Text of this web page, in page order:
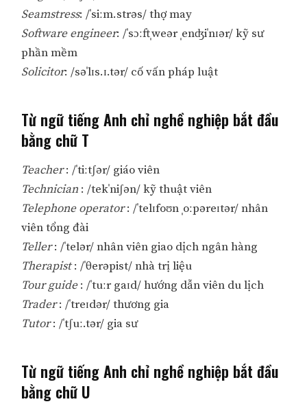
Seamstress: /ˈsiːm.strəs/ thợ may
Software engineer: /ˈsɔːftˌweər ˌenʤiˈnɪər/ kỹ sư
phần mềm
Solicitor: /səˈlɪs.ɪ.tər/ cố vấn pháp luật
Từ ngữ tiếng Anh chỉ nghề nghiệp bắt đầu
bằng chữ T
Teacher: /ˈtiːtʃər/ giáo viên
Technician : /tekˈniʃən/ kỹ thuật viên
Telephone operator: /ˈtelɪfoʊn ˌoːpəreɪtər/ nhân
viên tổng đài
Teller: /ˈtelər/ nhân viên giao dịch ngân hàng
Therapist: /ˈθerəpist/ nhà trị liệu
Tour guide: /ˈtuːr gaɪd/ hướng dẫn viên du lịch
Trader: /ˈtreɪdər/ thương gia
Tutor: /ˈtʃuː.tər/ gia sư
Từ ngữ tiếng Anh chỉ nghề nghiệp bắt đầu
bằng chữ U